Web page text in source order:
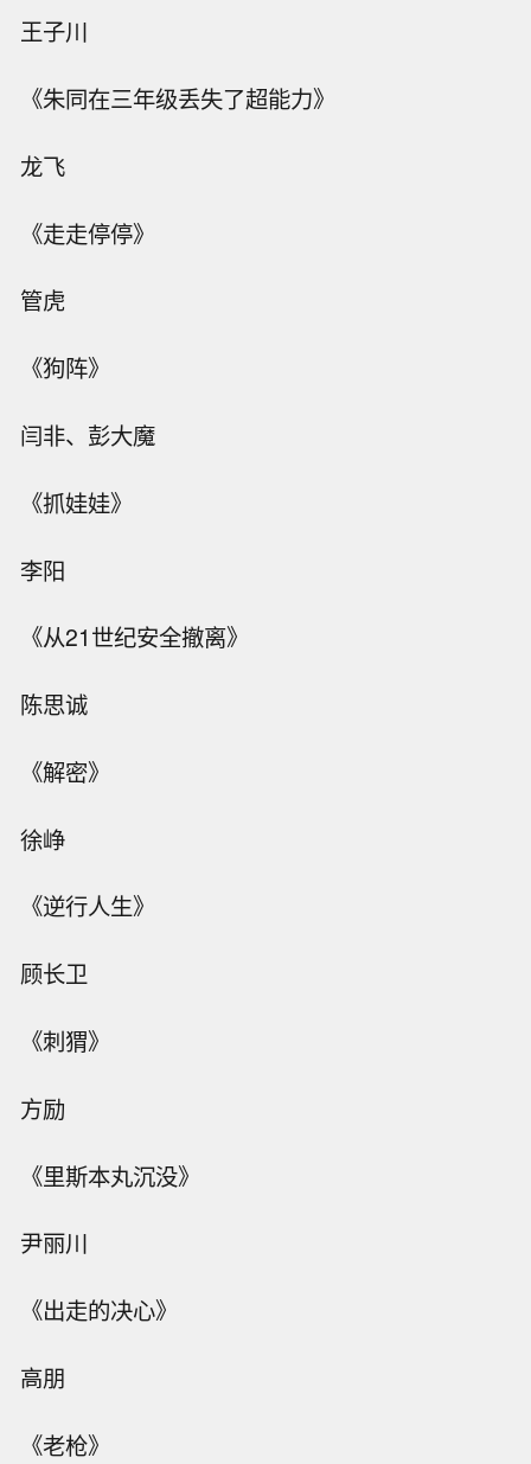
王子川
《朱同在三年级丢失了超能力》
龙飞
《走走停停》
管虎
《狗阵》
闫非、彭大魔
《抓娃娃》
李阳
《从21世纪安全撤离》
陈思诚
《解密》
徐峥
《逆行人生》
顾长卫
《刺猬》
方励
《里斯本丸沉没》
尹丽川
《出走的决心》
高朋
《老枪》